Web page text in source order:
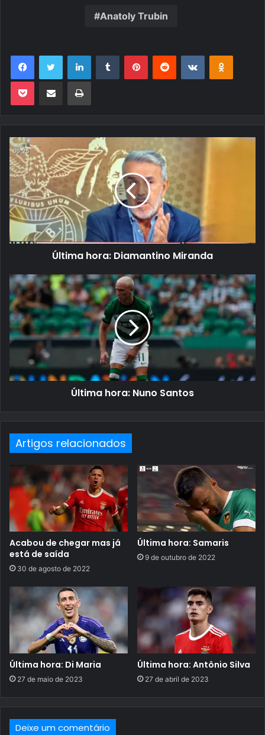
Anatoly Trubin
FacebookTwitter LinkedinTumblr PinterestReddit VK OK
Pocket Compartilhar via e-mail Imprimir
Última hora: Diamantino Miranda
Última hora: Nuno Santos
Artigos relacionados
Acabou de chegar mas já
está de saída
30 de agosto de 2022
Última hora: Samaris
9 de outubro de 2022
Última hora: Di Maria
27 de maio de 2023
Última hora: Antônio Silva
27 de abril de 2023
Deixe um comentário